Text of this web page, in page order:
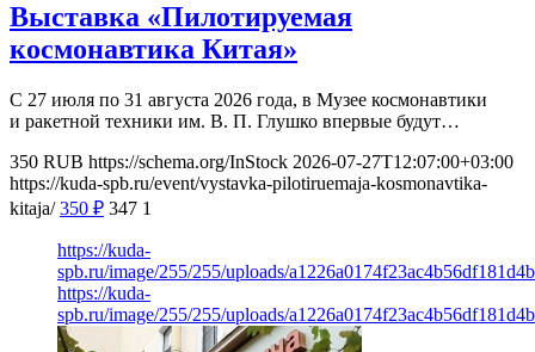
Выставка «Пилотируемая
космонавтика Китая»
С 27 июля по 31 августа 2026 года, в Музее космонавтики
и ракетной техники им. В. П. Глушко впервые будут…
350 RUB https://schema.org/InStock 2026-07-27T12:07:00+03:00
https://kuda-spb.ru/event/vystavka-pilotiruemaja-kosmonavtika-
kitaja/ 350 ₽ 347 1
https://kuda-
spb.ru/image/255/255/uploads/
https://kuda-
spb.ru/image/255/255/uploads/